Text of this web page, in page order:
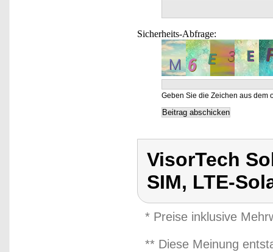
Sicherheits-Abfrage:
Geben Sie die Zeichen aus dem
VisorTech
SIM, LTE-
* Preise inklusive
** Diese Meinung